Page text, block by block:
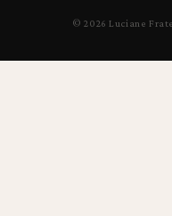
©2026 Luciane